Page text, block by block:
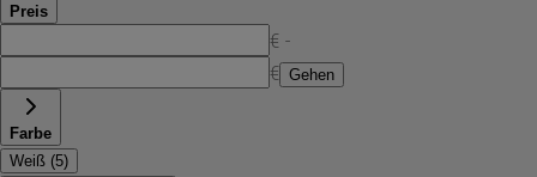
Preis
€ -
€ Gehen
Farbe
Weiß (5)